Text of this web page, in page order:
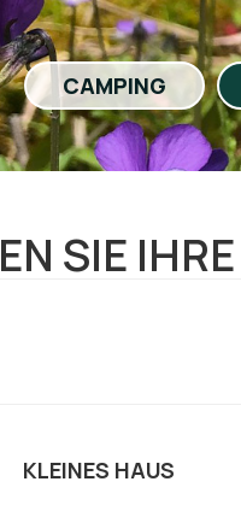
CAMPING
SIE
KLEINES HAUS